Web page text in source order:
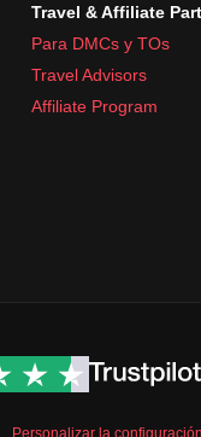
Travel & Affiliate
Para DMCs y TOs
Travel Advisors
Affiliate Program
Personalizar la